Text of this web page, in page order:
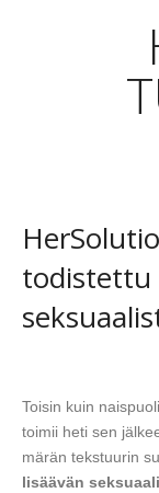
todistettu
Toisin kuin
toimii heti sen
märän tekstuurin
lisäävän